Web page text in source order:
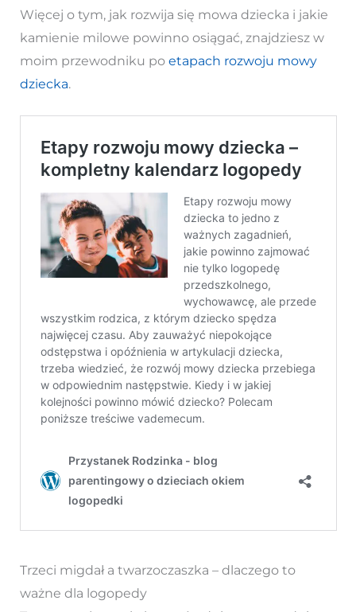
Więcej o tym, jak rozwija się mowa dziecka i jakie
kamienie milowe powinno osiągać, znajdziesz w
moim przewodniku po etapach rozwoju mowy
dziecka.
Trzeci migdał a twarzoczaszka – dlaczego to
ważne dla logopedy